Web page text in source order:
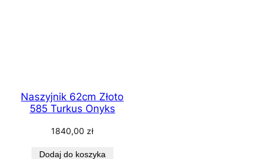
Naszyjnik 62cm Złoto
585 Turkus Onyks
1840,00 zł
Dodaj do koszyka